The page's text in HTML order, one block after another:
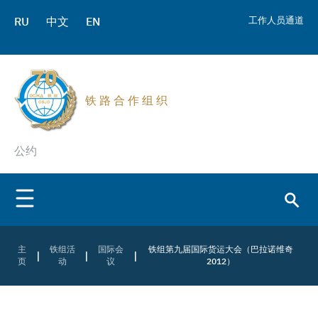
RU 中文 EN 工作人员通道
铁 路 合 作 组 织
公约
主
页
|
铁组活
动
|
国际会
议
|
铁组第九届国际货运大会（巴拉诺维奇
2012）